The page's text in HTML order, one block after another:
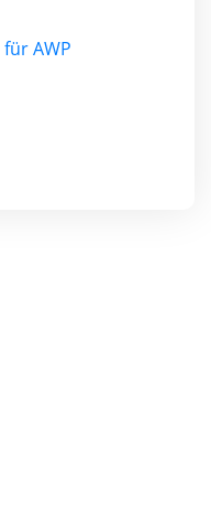
AWP